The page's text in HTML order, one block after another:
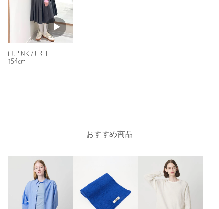
LT.PINK / FREE
154cm
おすすめ商品